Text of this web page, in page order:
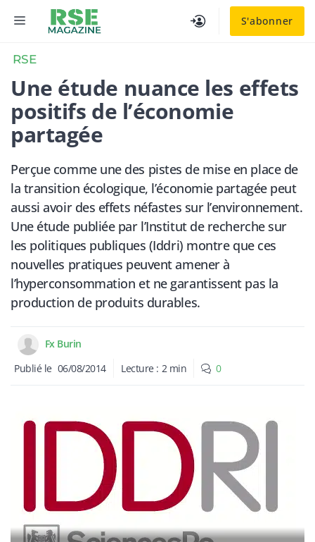
S'abonner
MENU
RSE
Une étude nuance les effets
positifs de l’économie
partagée
Perçue comme une des pistes de mise en place de
la transition écologique, l’économie partagée peut
aussi avoir des effets néfastes sur l’environnement.
Une étude publiée par l’Institut de recherche sur
les politiques publiques (Iddri) montre que ces
nouvelles pratiques peuvent amener à
l’hyperconsommation et ne garantissent pas la
production de produits durables.
Fx Burin
Publié le 06/08/2014 Lecture : 2 min 0